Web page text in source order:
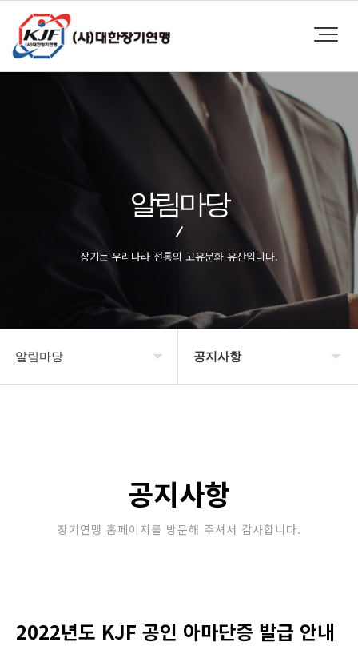
알림마당
장기는 우리나라 전통의 고유문화 유산입니다.
알림마당 공지사항
포토갤러리
공지사항
장기연맹 홈페이지를 방문해 주셔서 감사합니다.
2022년도 KJF 공인 아마단증 발급 안내